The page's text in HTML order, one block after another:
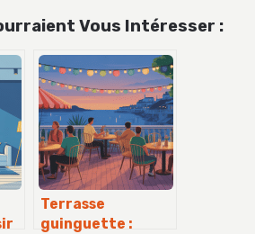
Vous Intéresser :
Terrasse
guinguette :